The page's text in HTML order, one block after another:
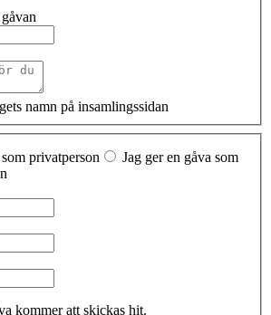
namn på insamlingssidan
privatperson
Jag ger en gåva som
kommer att skickas hit.